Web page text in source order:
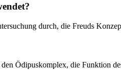
durch, die Freuds
Ödipuskomplex, die Funktion